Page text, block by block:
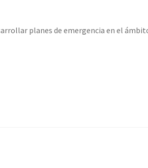
planes de emergencia en el